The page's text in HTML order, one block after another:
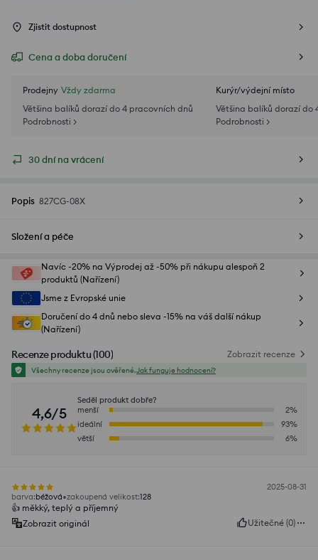
Zjistit dostupnost
Cena a doba doručení
Prodejny Vždy zdarma
Většina balíků dorazí do 4 pracovních dnů
Podrobnosti >
Kurýr/výdejní místo
Většina balíků dorazí do
Podrobnosti >
30 dní na vrácení
Popis 827CG-08X
Složení a péče
Navíc -20% na Výprodej až -50% při nákupu alespoň 2
produktů (Nařízení)
Jsme z Evropské unie
Doručení do 4 dnů nebo sleva -15% na váš další nákup
(Nařízení)
Recenze produktu(100) Zobrazit recenze
Všechny recenze jsou ověřené.Jak funguje hodnocení?
4,6/5
Seděl produkt dobře?
menší
2%
ideální
93%
větší
6%
2025-08-31
barva:béžová zakoupená velikost:128
👍️ měkký, teplý a příjemný
Zobrazit originál
Užitečné (0)